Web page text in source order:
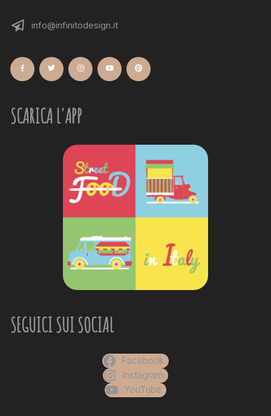
info@infinitodesign.it
SCARICA L'APP
SEGUICI SUI SOCIAL
Facebook
Instagram
YouTube